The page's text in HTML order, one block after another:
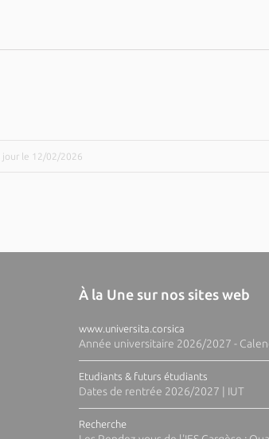
jour le 12/02/2026
À la Une sur nos sites web
www.universita.corsica
Année universitaire 2026/2027 -
Etudiants & futurs étudiants
Dates de rentrée 2026/2027 | IUT
Recherche